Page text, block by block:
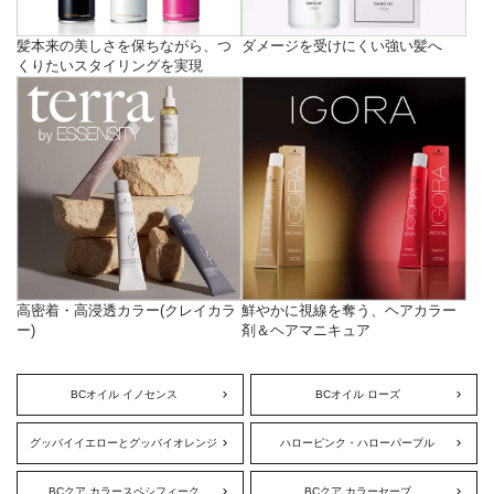
髪本来の美しさを保ちながら、つ
くりたいスタイリングを実現
ダメージを受けにくい強い髪へ
高密着・高浸透カラー(クレイカラ
ー)
鮮やかに視線を奪う、ヘアカラー
剤＆ヘアマニキュア
BCオイル イノセンス BCオイル ローズ
グッバイイエローとグッバイオレンジ ハローピンク・ハローパープル
BCクア カラースペシフィーク BCクア カラーセーブ